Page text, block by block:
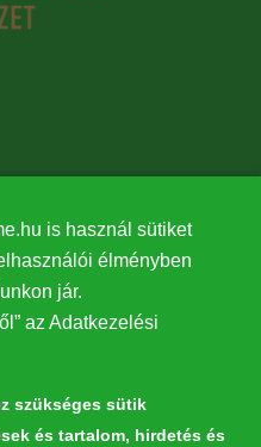
eseményeinkről!
is használ sütiket
élményben
jár.
az Adatkezelési
szükséges sütik
és tartalom, hirdetés és